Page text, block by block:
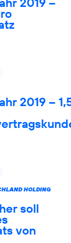
2019 –
HOLDING
soll
von